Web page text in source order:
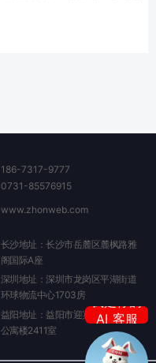
AI 客服
晓云
我是你的
186-7317-9777
0731-85576915
www.zhonweb.com
长沙地址：长沙市岳麓区麓枫路雅
阁国际A座
深圳地址：深圳市龙岗区平湖街道
环球物流中心1703房
益阳地址：益阳市迎宾东路588号
公寓楼2411室